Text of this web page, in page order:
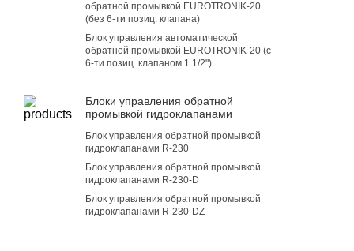
обратной промывкой EUROTRONIK-20
(без 6-ти позиц. клапана)
Блок управления автоматической
обратной промывкой EUROTRONIK-20 (с
6-ти позиц. клапаном 1 1/2")
Блоки управления обратной
промывкой гидроклапанами
Блок управления обратной промывкой
гидроклапанами R-230
Блок управления обратной промывкой
гидроклапанами R-230-D
Блок управления обратной промывкой
гидроклапанами R-230-DZ